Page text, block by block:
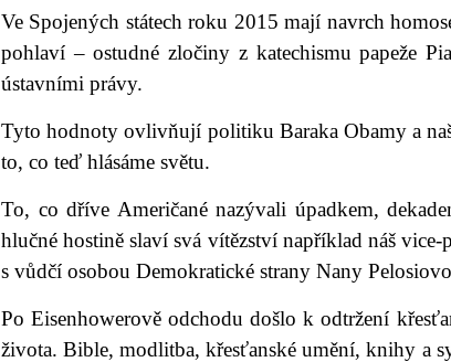
Ve Spojených státech roku 2015 mají navrch
pohlaví – ostudné zločiny z katechismu papeže
ústavními právy.
Tyto hodnoty ovlivňují politiku Baraka Obamy a
to, co teď hlásáme světu.
To, co dříve Američané nazývali úpadkem,
hlučné hostině slaví svá vítězství například náš
s vůdčí osobou Demokratické strany Nany
Po Eisenhowerově odchodu došlo k odtržení
života. Bible, modlitba, křesťanské umění, knihy a